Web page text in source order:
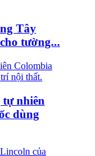
Tây
tường...
nhiên
dùng